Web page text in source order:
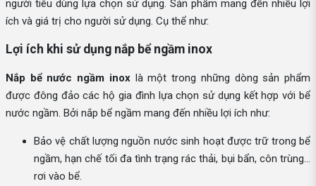
người tiêu dùng lựa chọn sử dụng. Sản phẩm mang đến nhiều lợi
ích và giá trị cho người sử dụng. Cụ thể như:
Lợi ích khi sử dụng nắp bể ngầm inox
Nắp bể nước ngầm inoxlà một trong những dòng sản phẩm
được đông đảo các hộ gia đình lựa chọn sử dụng kết hợp với bể
nước ngầm. Bởi nắp bể ngầm mang đến nhiều lợi ích như:
Bảo vệ chất lượng nguồn nước sinh hoạt được trữ trong bể
ngầm, hạn chế tối đa tình trạng rác thải, bụi bẩn, côn trùng…
rơi vào bể.